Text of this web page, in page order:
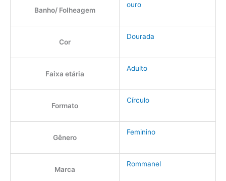
Banho/ Folheagem
ouro
Cor
Dourada
Faixa etária
Adulto
Formato
Círculo
Gênero
Feminino
Marca
Rommanel